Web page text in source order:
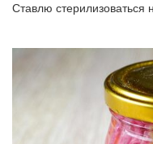
Ставлю стерилизоваться